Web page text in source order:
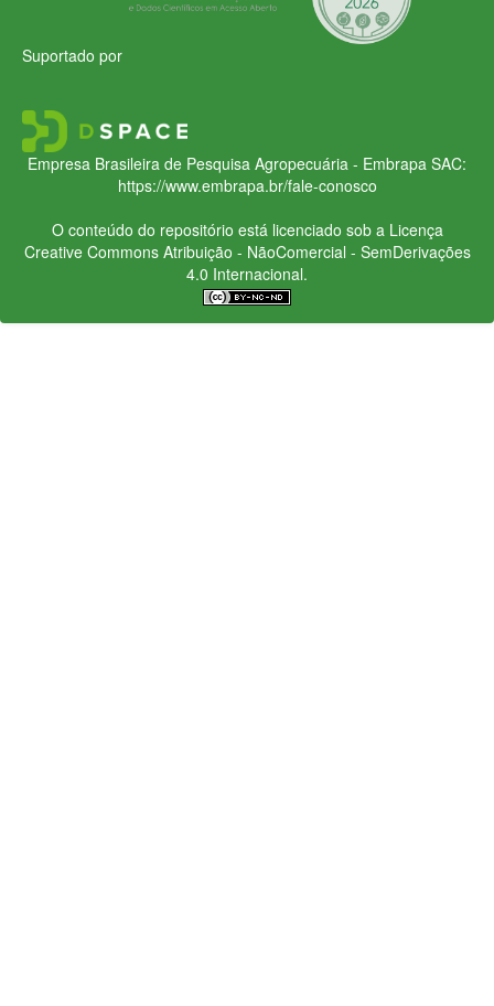
Suportado por
Empresa Brasileira de Pesquisa Agropecuária - Embrapa SAC:
https://www.embrapa.br/fale-conosco
O conteúdo do repositório está licenciado sob a Licença
Creative CommonsAtribuição - NãoComercial - SemDerivações
4.0 Internacional.